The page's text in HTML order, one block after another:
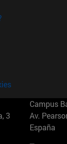
3
Campus
Av.
España